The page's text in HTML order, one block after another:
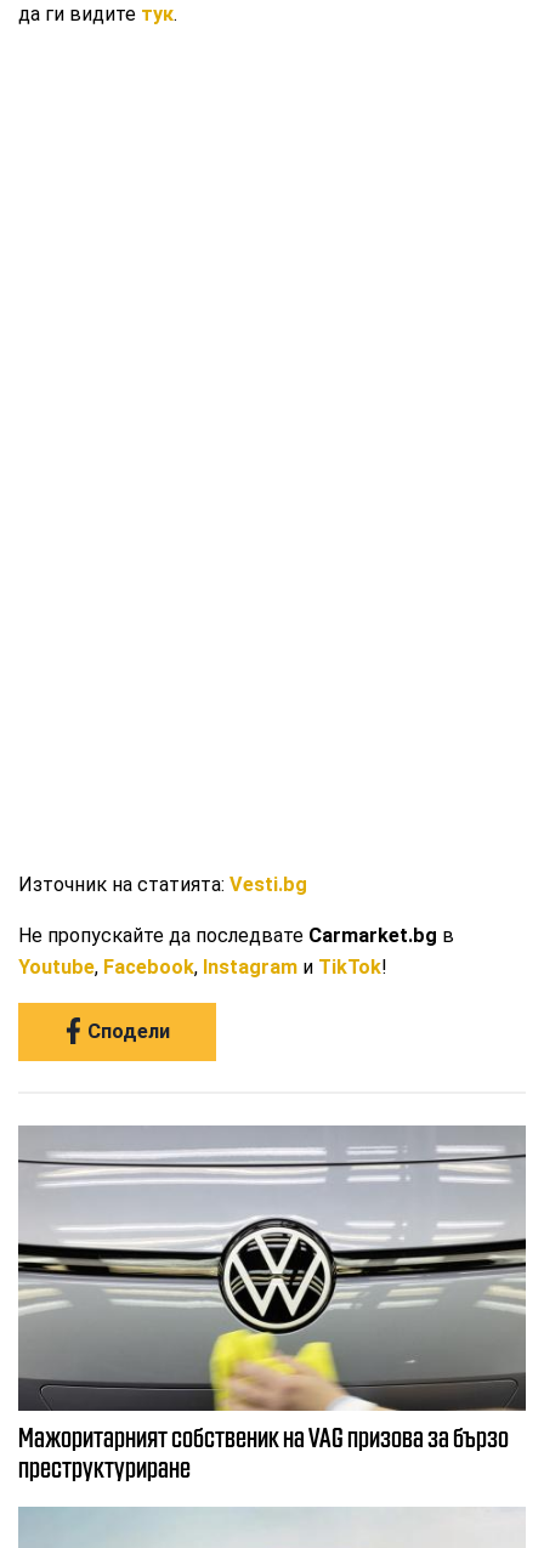
да ги видите тук.
Източник на статията:Vesti.bg
Не пропускайте да последвате Carmarket.bg в
Youtube, Facebook, Instagram и TikTok!
Сподели
Мажоритарният собственик на VAG призова за бързо
преструктуриране